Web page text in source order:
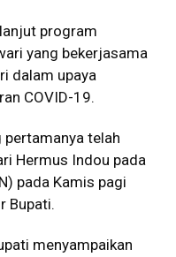
program
yang bekerjasama
dalam upaya
COVID-19.
pertamanya telah
Hermus Indou pada
pada Kamis pagi
Bupati.
menyampaikan